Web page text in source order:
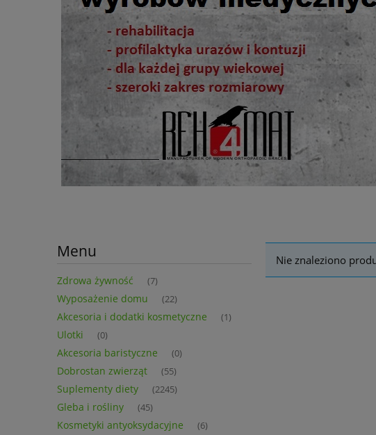
Menu
Zdrowa żywność (7)
Wyposażenie domu (22)
Akcesoria i dodatki kosmetyczne (1)
Ulotki (0)
Akcesoria baristyczne (0)
Dobrostan zwierząt (55)
Suplementy diety (2245)
Gleba i rośliny (45)
Kosmetyki antyoksydacyjne (6)
Nie znaleziono